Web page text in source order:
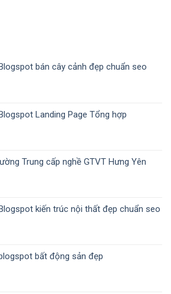
bán cây cảnh đẹp chuẩn seo
Landing Page Tổng hợp
Trung cấp nghề GTVT Hưng Yên
kiến trúc nội thất đẹp chuẩn seo
bất động sản đẹp